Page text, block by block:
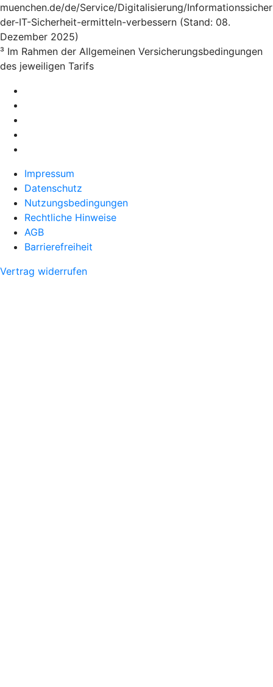
muenchen.de/de/Service/Digitalisierung/
der-IT-Sicherheit-ermitteln-verbessern (Stand: 08.
Dezember 2025)
³ Im Rahmen der Allgemeinen Versicherungsbedingungen
des jeweiligen Tarifs
Impressum
Datenschutz
Nutzungsbedingungen
Rechtliche Hinweise
AGB
Barrierefreiheit
Vertrag widerrufen